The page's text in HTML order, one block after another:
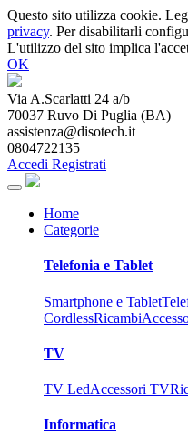
Questo sito utilizza cookie.
privacy. Per disabilitarli
L'utilizzo del sito implica
OK
Via A.Scarlatti 24 a/b
70037 Ruvo Di Puglia (BA)
assistenza@disotech.it
0804722135
Accedi Registrati
Home
Categorie
Telefonia e Tablet
Smartphone e Tablet
CordlessRicambi
TV
TV LedAccessori TV
Informatica